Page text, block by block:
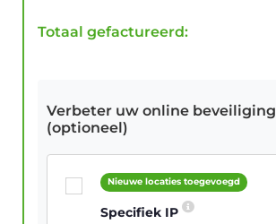
Totaal gefactureerd:
Verbeter uw online beveiliging
(optioneel)
Nieuwe locaties toegevoegd
Specifiek IP